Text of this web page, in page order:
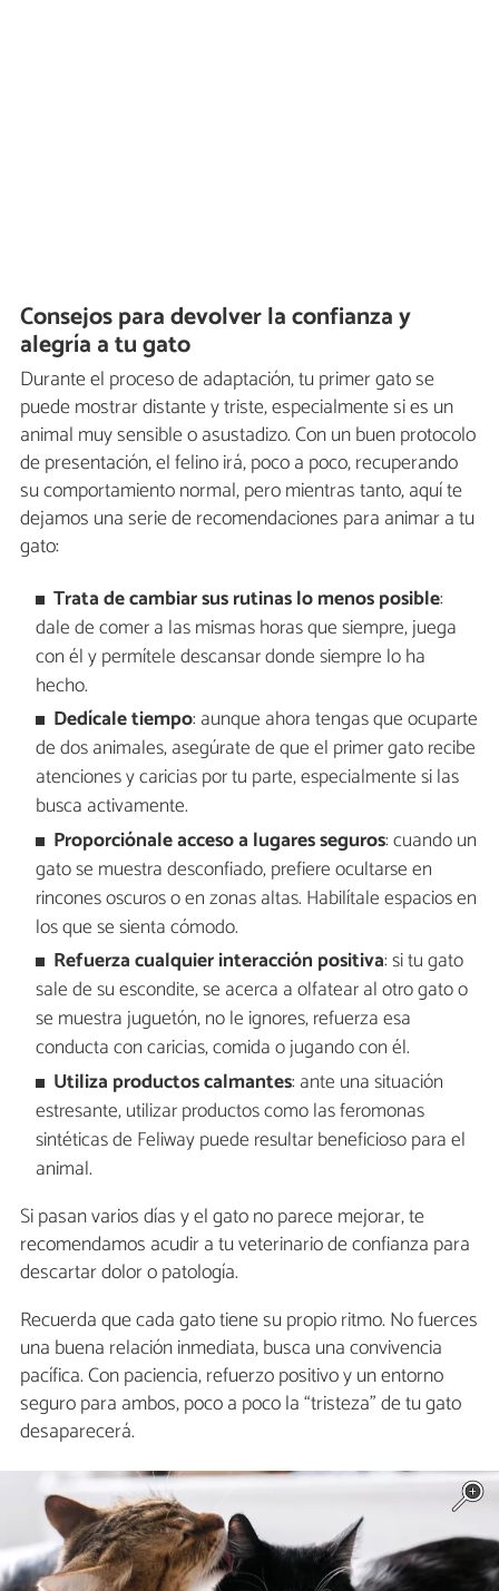
Consejos para devolver la confianza y
alegría a tu gato
Durante el proceso de adaptación, tu primer gato se
puede mostrar distante y triste, especialmente si es un
animal muy sensible o asustadizo. Con un buen protocolo
de presentación, el felino irá, poco a poco, recuperando
su comportamiento normal, pero mientras tanto, aquí te
dejamos una serie de recomendaciones para animar a tu
gato:
Trata de cambiar sus rutinas lo menos posible:
dale de comer a las mismas horas que siempre, juega
con él y permítele descansar donde siempre lo ha
hecho.
Dedícale tiempo: aunque ahora tengas que ocuparte
de dos animales, asegúrate de que el primer gato recibe
atenciones y caricias por tu parte, especialmente si las
busca activamente.
Proporciónale acceso a lugares seguros: cuando un
gato se muestra desconfiado, prefiere ocultarse en
rincones oscuros o en zonas altas. Habilítale espacios en
los que se sienta cómodo.
Refuerza cualquier interacción positiva: si tu gato
sale de su escondite, se acerca a olfatear al otro gato o
se muestra juguetón, no le ignores, refuerza esa
conducta con caricias, comida o jugando con él.
Utiliza productos calmantes: ante una situación
estresante, utilizar productos como las feromonas
sintéticas de Feliway puede resultar beneficioso para el
animal.
Si pasan varios días y el gato no parece mejorar, te
recomendamos acudir a tu veterinario de confianza para
descartar dolor o patología.
Recuerda que cada gato tiene su propio ritmo. No fuerces
una buena relación inmediata, busca una convivencia
pacífica. Con paciencia, refuerzo positivo y un entorno
seguro para ambos, poco a poco la “tristeza” de tu gato
desaparecerá.